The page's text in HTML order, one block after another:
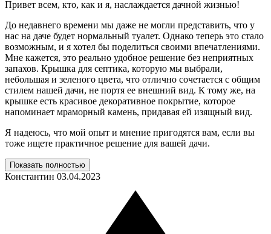
Привет всем, кто, как и я, наслаждается дачной жизнью!
До недавнего времени мы даже не могли представить, что у
нас на даче будет нормальный туалет. Однако теперь это стало
возможным, и я хотел бы поделиться своими впечатлениями.
Мне кажется, это реально удобное решение без неприятных
запахов. Крышка для септика, которую мы выбрали,
небольшая и зеленого цвета, что отлично сочетается с общим
стилем нашей дачи, не портя ее внешний вид. К тому же, на
крышке есть красивое декоративное покрытие, которое
напоминает мраморный камень, придавая ей изящный вид.
Я надеюсь, что мой опыт и мнение пригодятся вам, если вы
тоже ищете практичное решение для вашей дачи.
Показать полностью
Константин 03.04.2023